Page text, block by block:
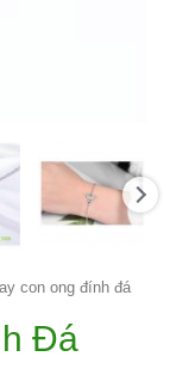
con ong đính đá
Đá